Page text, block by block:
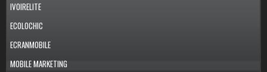
IVOIRELITE
ECOLOCHIC
ECRANMOBILE
MOBILE MARKETING